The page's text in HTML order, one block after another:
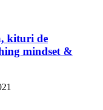
kituri de
mindset &